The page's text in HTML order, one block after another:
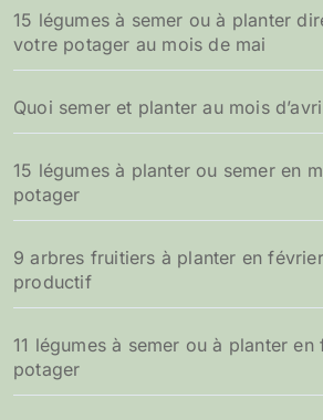
15 légumes à semer ou à planter
votre potager au mois de mai
Quoi semer et planter au mois
15 légumes à planter ou semer en
potager
9 arbres fruitiers à planter en
productif
11 légumes à semer ou à planter
potager